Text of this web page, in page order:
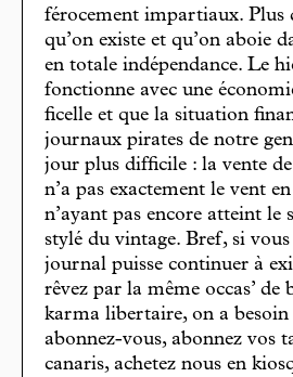
férocement impartiaux. Plus
qu’on existe et qu’on aboie
en totale indépendance. Le
fonctionne avec une
ficelle et que la situation
journaux pirates de notre
jour plus difficile : la vente
n’a pas exactement le vent
n’ayant pas encore atteint le
stylé du vintage. Bref, si
journal puisse continuer à
rêvez par la même occas’ de
karma libertaire, on a besoin
abonnez-vous, abonnez vos
canaris, achetez nous en